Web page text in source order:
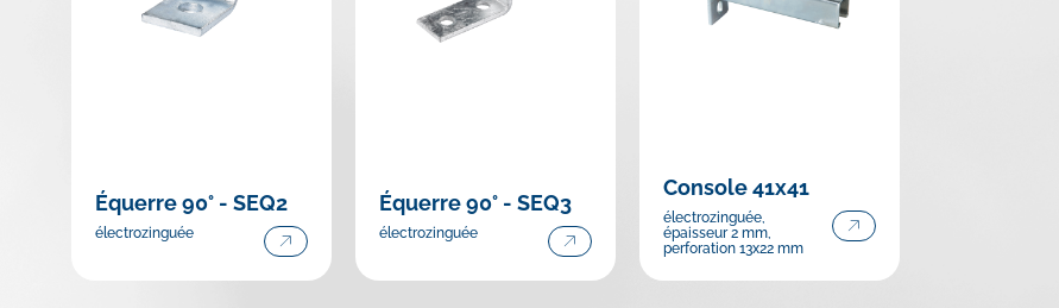
Équerre 90° - SEQ2
électrozinguée
Équerre 90° - SEQ3
électrozinguée
Console 41x41
électrozinguée,
épaisseur 2 mm,
perforation 13x22 mm